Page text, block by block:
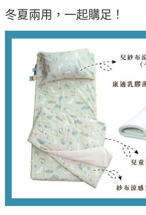
冬夏兩用，一起購足！